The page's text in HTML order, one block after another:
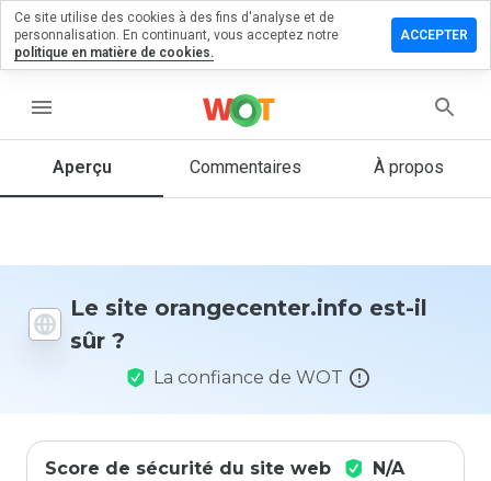
menu
Aperçu Commentaires À propos
Le site orangecenter.info est-il
sûr ?
La confiance de WOT
Score de sécurité du site web N/A
un
sur
Quelle
donneriez-
Ce site utilise des cookies à des fins d'analyse et de
personnalisation. En continuant, vous acceptez notre
politique en matière de cookies.
ACCEPTER